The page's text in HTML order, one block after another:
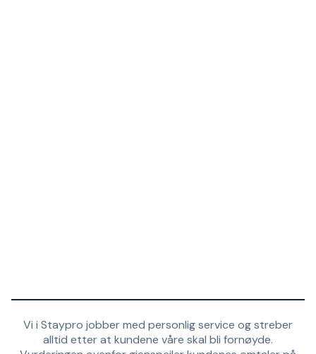
Vi i Staypro jobber med personlig service og streber
alltid etter at kundene våre skal bli fornøyde.